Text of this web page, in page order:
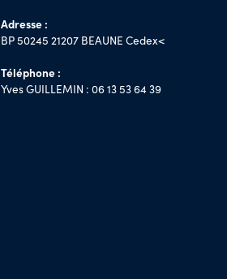
Adresse :
BP 50245 21207 BEAUNE Cedex<
Téléphone :
Yves GUILLEMIN : 06 13 53 64 39